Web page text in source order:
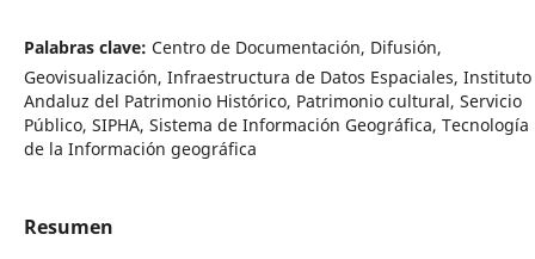
Palabras clave: Centro de Documentación, Difusión,
Geovisualización, Infraestructura de Datos Espaciales, Instituto
Andaluz del Patrimonio Histórico, Patrimonio cultural, Servicio
Público, SIPHA, Sistema de Información Geográfica, Tecnología
de la Información geográfica
Resumen